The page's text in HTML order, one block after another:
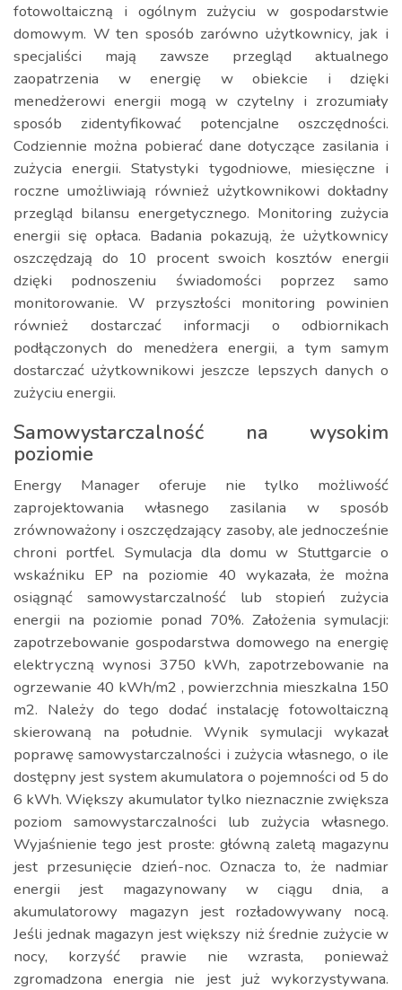
fotowoltaiczną i ogólnym zużyciu w gospodarstwie
domowym. W ten sposób zarówno użytkownicy, jak i
specjaliści mają zawsze przegląd aktualnego
zaopatrzenia w energię w obiekcie i dzięki
menedżerowi energii mogą w czytelny i zrozumiały
sposób zidentyfikować potencjalne oszczędności.
Codziennie można pobierać dane dotyczące zasilania i
zużycia energii. Statystyki tygodniowe, miesięczne i
roczne umożliwiają również użytkownikowi dokładny
przegląd bilansu energetycznego. Monitoring zużycia
energii się opłaca. Badania pokazują, że użytkownicy
oszczędzają do 10 procent swoich kosztów energii
dzięki podnoszeniu świadomości poprzez samo
monitorowanie. W przyszłości monitoring powinien
również dostarczać informacji o odbiornikach
podłączonych do menedżera energii, a tym samym
dostarczać użytkownikowi jeszcze lepszych danych o
zużyciu energii.
Samowystarczalność na wysokim
poziomie
Energy Manager oferuje nie tylko możliwość
zaprojektowania własnego zasilania w sposób
zrównoważony i oszczędzający zasoby, ale jednocześnie
chroni portfel. Symulacja dla domu w Stuttgarcie o
wskaźniku EP na poziomie 40 wykazała, że można
osiągnąć samowystarczalność lub stopień zużycia
energii na poziomie ponad 70%. Założenia symulacji:
zapotrzebowanie gospodarstwa domowego na energię
elektryczną wynosi 3750 kWh, zapotrzebowanie na
ogrzewanie 40 kWh/m2 , powierzchnia mieszkalna 150
m2. Należy do tego dodać instalację fotowoltaiczną
skierowaną na południe. Wynik symulacji wykazał
poprawę samowystarczalności i zużycia własnego, o ile
dostępny jest system akumulatora o pojemności od 5 do
6 kWh. Większy akumulator tylko nieznacznie zwiększa
poziom samowystarczalności lub zużycia własnego.
Wyjaśnienie tego jest proste: główną zaletą magazynu
jest przesunięcie dzień-noc. Oznacza to, że nadmiar
energii jest magazynowany w ciągu dnia, a
akumulatorowy magazyn jest rozładowywany nocą.
Jeśli jednak magazyn jest większy niż średnie zużycie w
nocy, korzyść prawie nie wzrasta, ponieważ
zgromadzona energia nie jest już wykorzystywana.